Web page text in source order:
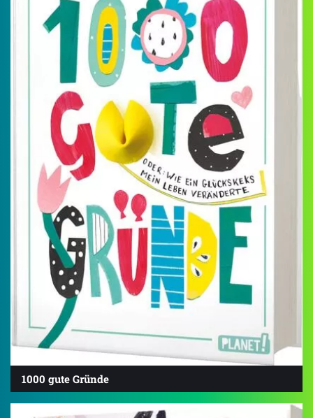
1000 gute Gründe